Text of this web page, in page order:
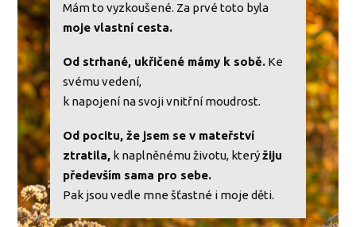
Mám to vyzkoušené. Za prvé toto byla
moje vlastní cesta.
Od strhané, ukřičené mámy k sobě. Ke
svému vedení,
k napojení na svoji vnitřní moudrost.
Od pocitu, že jsem se v mateřství
ztratila, k naplněnému životu, kterýžiju
především sama pro sebe.
Pak jsou vedle mne šťastné i moje děti.